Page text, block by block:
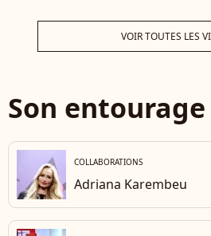
VOIR TOUTES LES
Son entourage
COLLABORATIONS
Adriana Karembeu